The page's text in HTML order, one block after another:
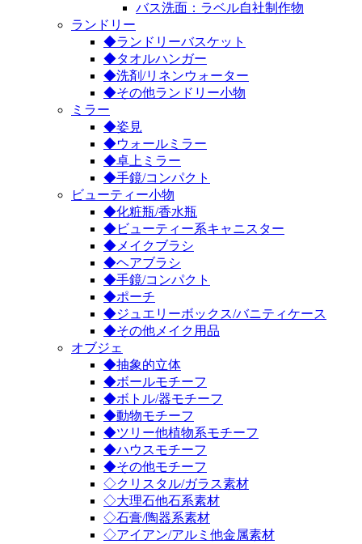
バス洗面：ラベル自社制作物
ランドリー
◆ランドリーバスケット
◆タオルハンガー
◆洗剤/リネンウォーター
◆その他ランドリー小物
ミラー
◆姿見
◆ウォールミラー
◆卓上ミラー
◆手鏡/コンパクト
ビューティー小物
◆化粧瓶/香水瓶
◆ビューティー系キャニスター
◆メイクブラシ
◆ヘアブラシ
◆手鏡/コンパクト
◆ポーチ
◆ジュエリーボックス/バニティケース
◆その他メイク用品
オブジェ
◆抽象的立体
◆ボールモチーフ
◆ボトル/器モチーフ
◆動物モチーフ
◆ツリー他植物系モチーフ
◆ハウスモチーフ
◆その他モチーフ
◇クリスタル/ガラス素材
◇大理石他石系素材
◇石膏/陶器系素材
◇アイアン/アルミ他金属素材